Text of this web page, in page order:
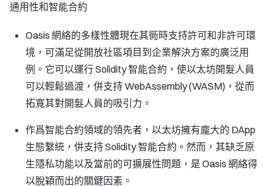
通用性和智能合約
Oasis 網絡的多樣性體現在其衕時支持許可和非許可環
境，可滿足從開放社區項目到企業解決方案的廣泛用
例。它可以運行 Solidity 智能合約，使以太坊開髮人員
可以輕鬆過渡，併支持 WebAssembly (WASM)，從而
拓寬其對開髮人員的吸引力。
作爲智能合約領域的領先者，以太坊擁有龐大的 DApp
生態繫統，併支持 Solidity 智能合約。然而，其缺乏原
生隱私功能以及當前的可擴展性問題，是 Oasis 網絡得
以脫穎而出的關鍵因素。